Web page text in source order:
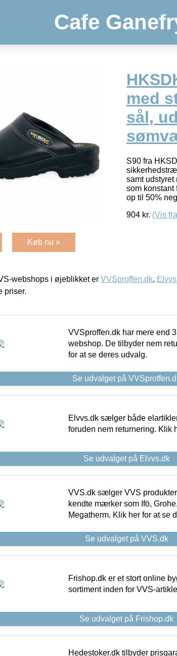
Cafe
med
sål,
S90 fra
samt
som konstant
op til 50%
904 kr. (Vis
Køb nu »
webshops i øjeblikket er VVSproffen.dk,
priser.
VVSproffen.dk har mere end
webshop. De tilbyder nem
for at se deres udvalg.
Se udvalget på
Elvvs.dk sælger både
foruden nem returnering. Klik
Se udvalget på Elvvs.dk
VVS.dk sælger VVS
kendte mærker som Ifö,
Megatherm. Klik her for at se
Se udvalget på VVS.dk
Frishop.dk er et stort online
sortiment inden for VVS-
Se udvalget på Frishop.dk
Hedestoker.dk tilbyder